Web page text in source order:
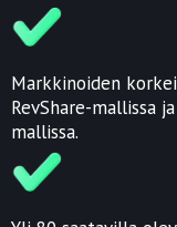
Markkinoiden
RevShare-mallissa
mallissa.